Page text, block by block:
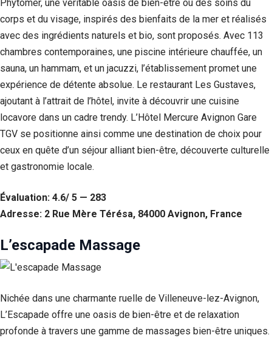
Phytomer, une véritable oasis de bien-être où des soins du
corps et du visage, inspirés des bienfaits de la mer et réalisés
avec des ingrédients naturels et bio, sont proposés. Avec 113
chambres contemporaines, une piscine intérieure chauffée, un
sauna, un hammam, et un jacuzzi, l’établissement promet une
expérience de détente absolue. Le restaurant Les Gustaves,
ajoutant à l’attrait de l’hôtel, invite à découvrir une cuisine
locavore dans un cadre trendy. L’Hôtel Mercure Avignon Gare
TGV se positionne ainsi comme une destination de choix pour
ceux en quête d’un séjour alliant bien-être, découverte culturelle
et gastronomie locale.
Évaluation: 4.6/ 5 — 283
Adresse: 2 Rue Mère Térésa, 84000 Avignon, France
L’escapade Massage
Nichée dans une charmante ruelle de Villeneuve-lez-Avignon,
L’Escapade offre une oasis de bien-être et de relaxation
profonde à travers une gamme de massages bien-être uniques.
Statistiques
Afin que
puissions
améliorer la
et la structure
du site Web,
en fonction
de la façon
dont le site
Web est
utilisé.
Experience
Afin que notre
aussi bien que
de votre visite.
refusez ces
cookies,
certaines
fonctionnalités